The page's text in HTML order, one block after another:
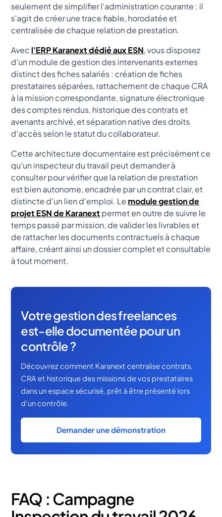
seulement de simplifier l'administration courante : il
s'agit de créer une trace fiable, horodatée et
centralisée de chaque relation de prestation.
Avec l'ERP Karanext dédié aux ESN, vous disposez
d'un module de gestion des intervenants externes
distinct des fiches salariés : création de fiches
prestataires séparées, rattachement de chaque CRA
à la mission correspondante, signature électronique
des comptes rendus, historique des contrats et
avenants archivé, et séparation native des droits
d'accès selon le statut du collaborateur.
Cette architecture documentaire est précisément ce
qu'un inspecteur du travail peut demander à
consulter pour vérifier que la relation de prestation
est bien autonome, encadrée par un contrat clair, et
distincte d'un lien d'emploi. Le module gestion de
projet ESN de Karanext permet en outre de suivre le
temps passé par mission, de valider les livrables et
de rattacher les documents contractuels à chaque
affaire, créant ainsi un dossier complet et consultable
à tout moment.
Votre gestion des freelances
est-elle documentée pour un
contrôle ?
Découvrez comment Karanext centralise contrats,
CRA et historique des missions de vos prestataires
dans un espace sécurisé, prêt à être présenté lors
d'un contrôle.
Demander une démonstration
FAQ : Campagne